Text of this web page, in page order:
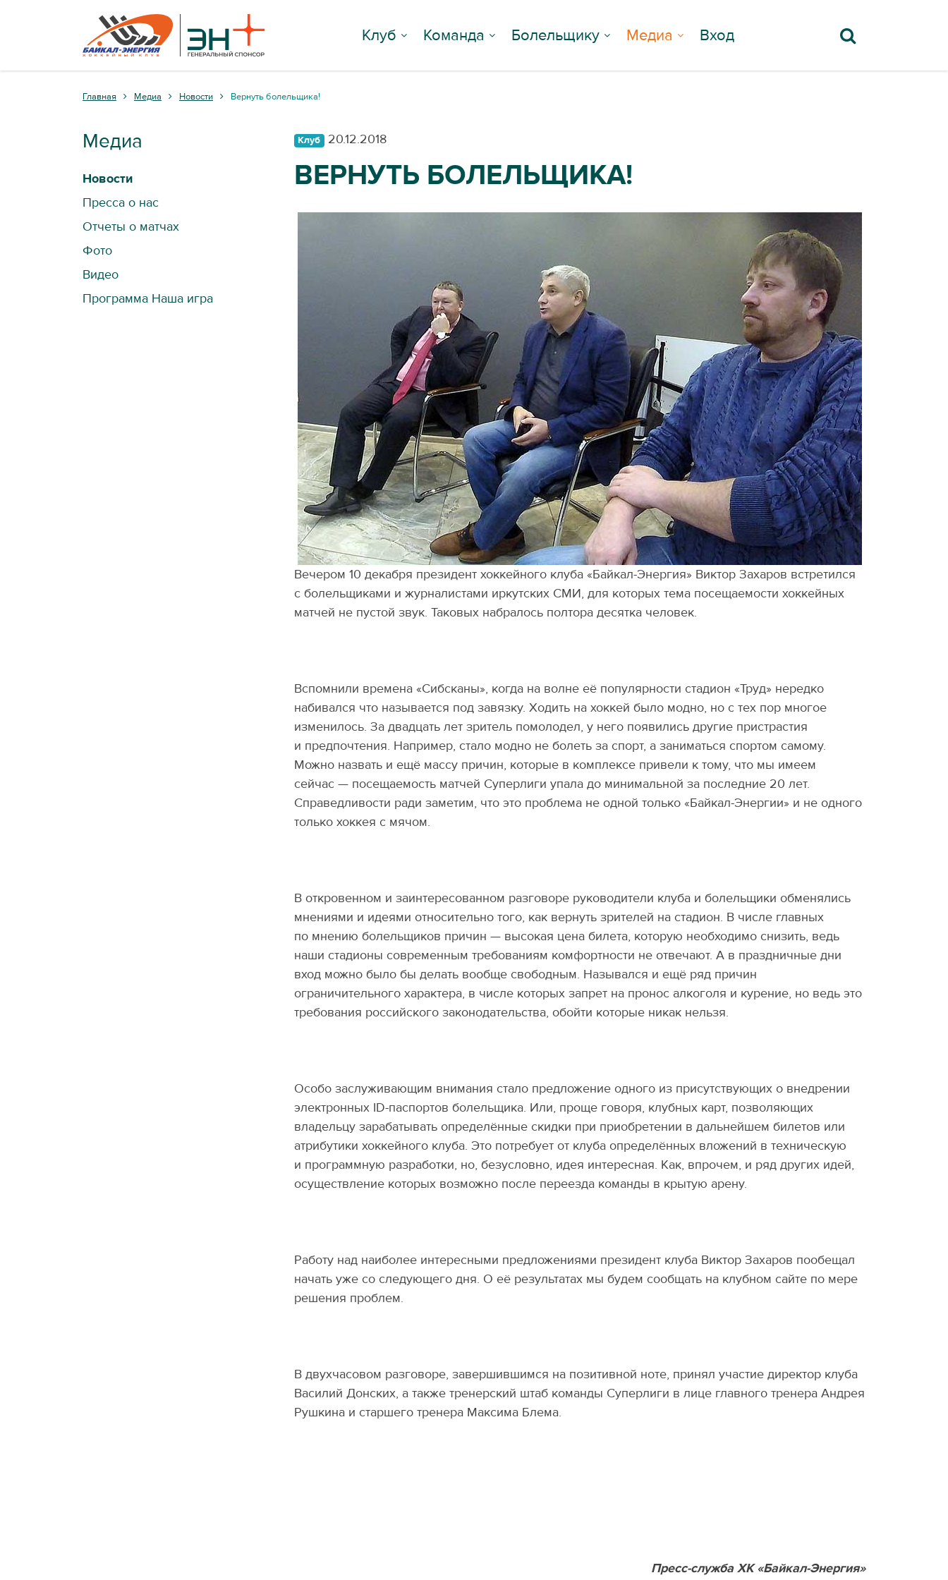
Клуб Команда Болельщику Медиа Вход
Главная Медиа Новости Вернуть болельщика!
Клуб 20.12.2018
ВЕРНУТЬ БОЛЕЛЬЩИКА!
Вечером 10 декабря президент хоккейного клуба «Байкал-Энергия» Виктор Захаров встретился
с болельщиками и журналистами иркутских СМИ, для которых тема посещаемости хоккейных
матчей не пустой звук. Таковых набралось полтора десятка человек.
Вспомнили времена «Сибсканы», когда на волне её популярности стадион «Труд» нередко
набивался что называется под завязку. Ходить на хоккей было модно, но с тех пор многое
изменилось. За двадцать лет зритель помолодел, у него появились другие пристрастия
и предпочтения. Например, стало модно не болеть за спорт, а заниматься спортом самому.
Можно назвать и ещё массу причин, которые в комплексе привели к тому, что мы имеем
сейчас — посещаемость матчей Суперлиги упала до минимальной за последние 20 лет.
Справедливости ради заметим, что это проблема не одной только «Байкал-Энергии» и не одного
только хоккея с мячом.
В откровенном и заинтересованном разговоре руководители клуба и болельщики обменялись
мнениями и идеями относительно того, как вернуть зрителей на стадион. В числе главных
по мнению болельщиков причин — высокая цена билета, которую необходимо снизить, ведь
наши стадионы современным требованиям комфортности не отвечают. А в праздничные дни
вход можно было бы делать вообще свободным. Назывался и ещё ряд причин
ограничительного характера, в числе которых запрет на пронос алкоголя и курение, но ведь это
требования российского законодательства, обойти которые никак нельзя.
Особо заслуживающим внимания стало предложение одного из присутствующих о внедрении
электронных ID-паспортов болельщика. Или, проще говоря, клубных карт, позволяющих
владельцу зарабатывать определённые скидки при приобретении в дальнейшем билетов или
атрибутики хоккейного клуба. Это потребует от клуба определённых вложений в техническую
и программную разработки, но, безусловно, идея интересная. Как, впрочем, и ряд других идей,
осуществление которых возможно после переезда команды в крытую арену.
Работу над наиболее интересными предложениями президент клуба Виктор Захаров пообещал
начать уже со следующего дня. О её результатах мы будем сообщать на клубном сайте по мере
решения проблем.
В двухчасовом разговоре, завершившимся на позитивной ноте, принял участие директор клуба
Василий Донских, а также тренерский штаб команды Суперлиги в лице главного тренера Андрея
Рушкина и старшего тренера Максима Блема.
Пресс-служба ХК «Байкал-Энергия»
Медиа
Новости
Пресса о нас
Отчеты о матчах
Фото
Видео
Программа Наша игра